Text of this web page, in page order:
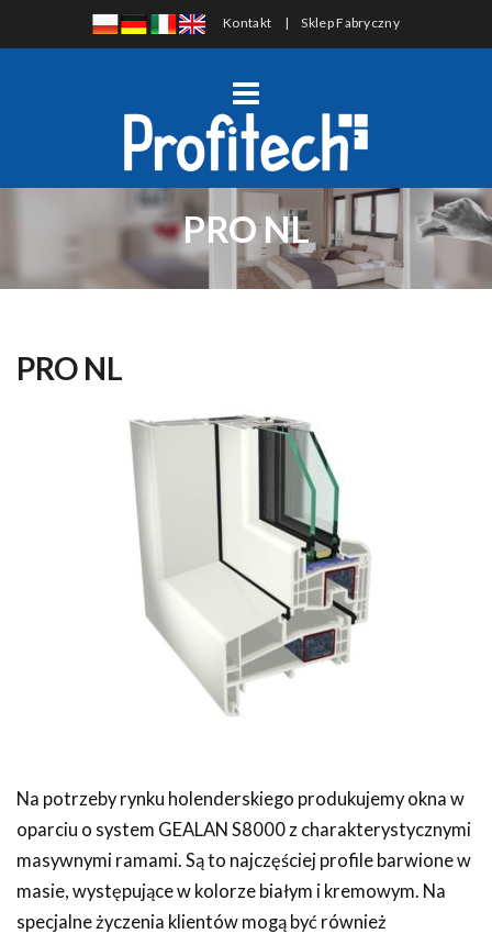
Kontakt |Sklep Fabryczny
PRO NL
PRO NL
Na potrzeby rynku holenderskiego produkujemy okna w
oparciu o system GEALAN S8000 z charakterystycznymi
masywnymi ramami. Są to najczęściej profile barwione w
masie, występujące w kolorze białym i kremowym. Na
specjalne życzenia klientów mogą być również